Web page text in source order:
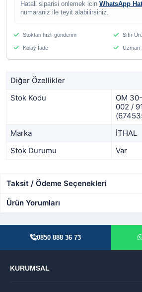
Hatali siparisi onlemek icin WhatsApp
numaraniz ile teyit alabilirsiniz.
Stoktan hızlı gönderim Sıfır
Kolay İade Uzman
Diğer Özellikler
Stok Kodu
OM
002 /
Marka
İTHAL
Stok Durumu
Var
Taksit / Ödeme Seçenekleri
Ürün Yorumları
0850 888 36 73
KURUMSAL